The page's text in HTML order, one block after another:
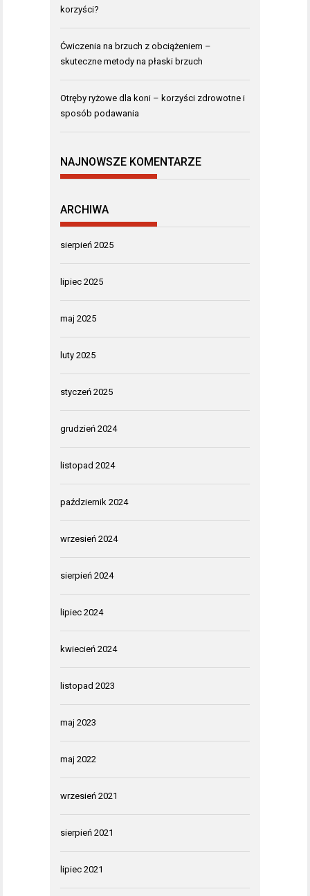
korzyści?
Ćwiczenia na brzuch z obciążeniem –
skuteczne metody na płaski brzuch
Otręby ryżowe dla koni – korzyści zdrowotne i
sposób podawania
NAJNOWSZE KOMENTARZE
ARCHIWA
sierpień 2025
lipiec 2025
maj 2025
luty 2025
styczeń 2025
grudzień 2024
listopad 2024
październik 2024
wrzesień 2024
sierpień 2024
lipiec 2024
kwiecień 2024
listopad 2023
maj 2023
maj 2022
wrzesień 2021
sierpień 2021
lipiec 2021